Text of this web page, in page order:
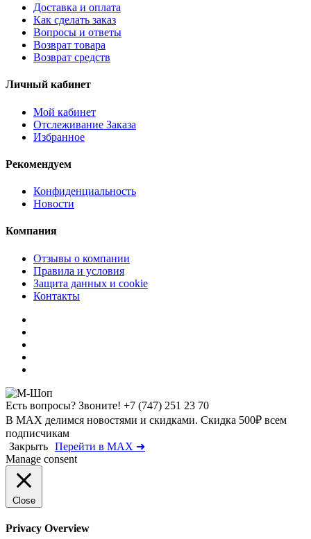
Доставка и оплата
Как сделать заказ
Вопросы и ответы
Возврат товара
Возврат средств
Личный кабинет
Мой кабинет
Отслеживание Заказа
Избранное
Рекомендуем
Конфиденциальность
Новости
Компания
Отзывы о компании
Правила и условия
Защита данных и cookie
Контакты
Есть вопросы? Звоните! +7 (747) 251 23 70
В MAX делимся новостями и скидками. Скидка 500₽ всем
подписчикам
Закрыть Перейти в MAX ➜
Manage consent
Close
Privacy Overview